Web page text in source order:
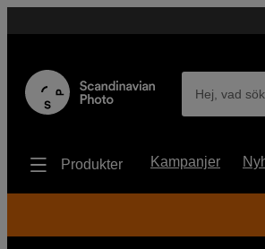
Hej, vad
Produkter Kampanjer